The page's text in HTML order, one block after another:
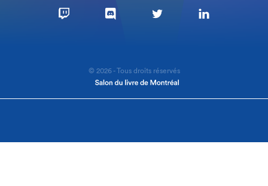
© 2026 - Tous droits réservés